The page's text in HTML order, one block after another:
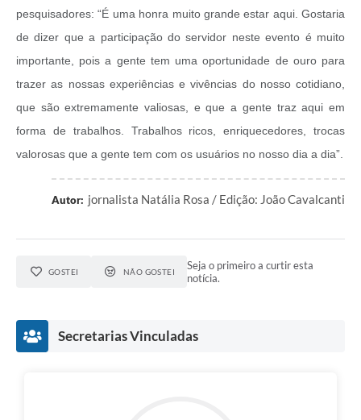
pesquisadores: “É uma honra muito grande estar aqui. Gostaria
de dizer que a participação do servidor neste evento é muito
importante, pois a gente tem uma oportunidade de ouro para
trazer as nossas experiências e vivências do nosso cotidiano,
que são extremamente valiosas, e que a gente traz aqui em
forma de trabalhos. Trabalhos ricos, enriquecedores, trocas
valorosas que a gente tem com os usuários no nosso dia a dia”.
Autor: jornalista Natália Rosa / Edição: João Cavalcanti
GOSTEI NÃO GOSTEI
Seja o primeiro a curtir esta
notícia.
Secretarias Vinculadas